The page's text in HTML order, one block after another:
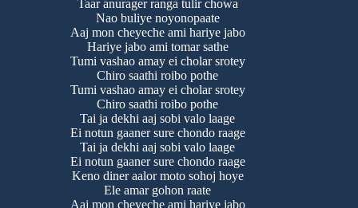
Taar anurager ranga tulir chowa
Nao buliye noyonopaate
Aaj mon cheyeche ami hariye jabo
Hariye jabo ami tomar sathe
Tumi vashao amay ei cholar srotey
Chiro saathi roibo pothe
Tumi vashao amay ei cholar srotey
Chiro saathi roibo pothe
Tai ja dekhi aaj sobi valo laage
Ei notun gaaner sure chondo raage
Tai ja dekhi aaj sobi valo laage
Ei notun gaaner sure chondo raage
Keno diner aalor moto sohoj hoye
Ele amar gohon raate
Aaj mon cheyeche ami hariye jabo